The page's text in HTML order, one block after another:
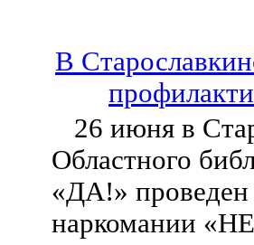
В
26 июня в
Областного
«ДА!» проведен
наркомании